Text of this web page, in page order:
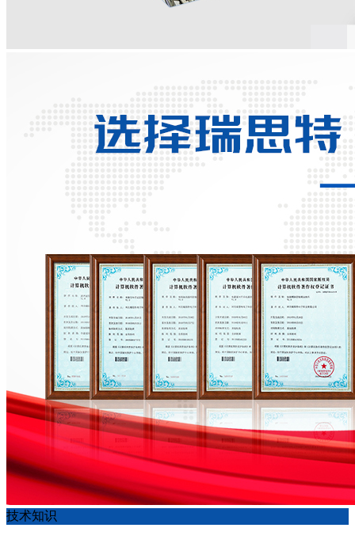
技术知识